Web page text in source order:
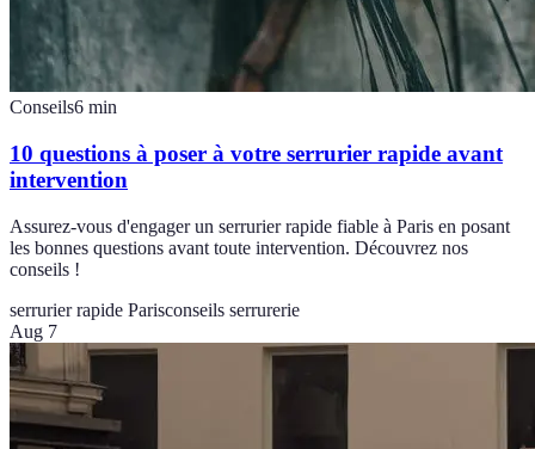
Conseils6 min
10 questions à poser à votre serrurier rapide avant
intervention
Assurez-vous d'engager un serrurier rapide fiable à Paris en posant
les bonnes questions avant toute intervention. Découvrez nos
conseils !
serrurier rapide Parisconseils serrurerie
Aug 7